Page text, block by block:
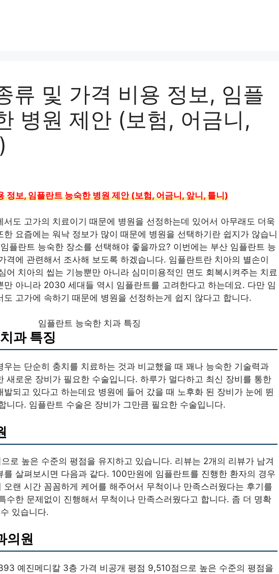
류 및 가격 비용 정보, 임플
병원 제안 (보험, 어금니,
정보, 임플란트 능숙한 병원 제안 (보험, 어금니, 앞니, 틀니)
서도 고가의 치료이기 때문에 병원을 선정하는데 있어서 아무래도 더욱
한 요즘에는 워낙 정보가 많이 때문에 병원을 선택하기란 쉽지가 않습니
플란트 능숙한 장소를 선택해야 좋을까요? 이번에는 부산 임플란트 능
격에 관련해서 조사해 보도록 하겠습니다. 임플란트란 치아의 별손이
어 치아의 씹는 기능뿐만 아니라 심미미용적인 면도 회복시켜주는 치료
만 아니라 2030 세대들 역시 임플란트를 고려한다고 하는데요. 다만 임
도 고가에 속하기 때문에 병원을 선정하는게 쉽지 않다고 합니다.
임플란트 능숙한 치과 특징
과 특징
우는 단순히 충치를 치료하는 것과 비교했을 때 꽤나 능숙한 기술력과
새로운 장비가 필요한 수술입니다. 하루가 멀다하고 최신 장비를 통한
발되고 있다고 하는데요 병원에 들어 갔을 때 노후화 된 장비가 눈에 뛴
니다. 임플란트 수술은 장비가 그만큼 필요한 수술입니다.
로 높은 수준의 평점을 유지하고 있습니다. 리뷰는 2개의 리뷰가 남겨
를 살펴보시면 다음과 같다. 100만원에 임플란트를 진행한 환자의 경우
오랜 시간 꼼꼼하게 케어를 해주어서 무척이나 만족스러웠다는 후기를
수한 문제없이 진행해서 무척이나 만족스러웠다고 합니다. 좀 더 명확
있습니다.
의원
예진메디칼 3층 가격 비공개 평점 9,510점으로 높은 수준의 평점을